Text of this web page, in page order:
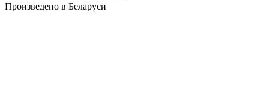
Произведено в Беларуси